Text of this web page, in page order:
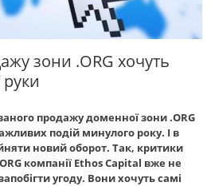
зони .ORG хочуть
руки
продажу доменної зони .ORG
подій минулого року. І в
новий оборот. Так, критики
компанії Ethos Capital вже не
угоду. Вони хочуть самі